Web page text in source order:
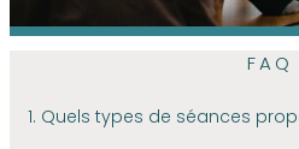
FAQ
1. Quels types de séances